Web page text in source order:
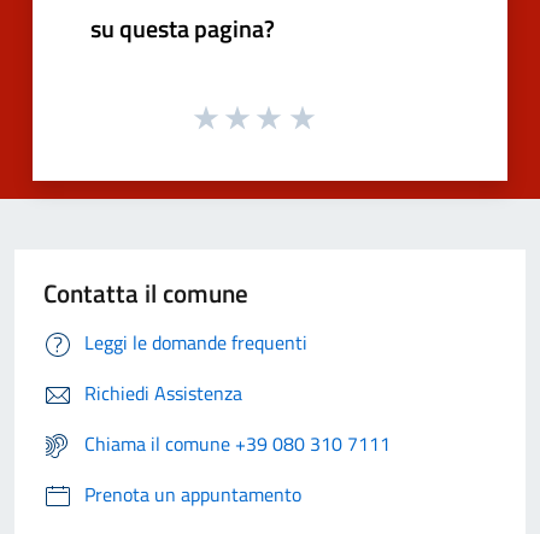
su questa pagina?
Contatta il comune
Leggi le domande frequenti
Richiedi Assistenza
Chiama il comune +39 080 310 7111
Prenota un appuntamento